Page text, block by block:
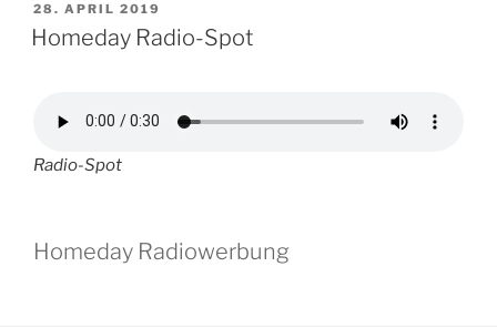
VERÖFFENTLICHT
AM
28. APRIL 2019
Homeday Radio-Spot
Radio-Spot
Homeday Radiowerbung